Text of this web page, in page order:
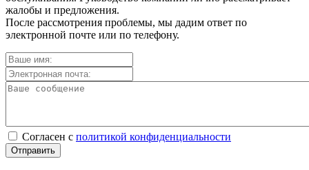
жалобы и предложения.
После рассмотрения проблемы, мы дадим ответ по
электронной почте или по телефону.
Согласен с политикой конфиденциальности
Отправить